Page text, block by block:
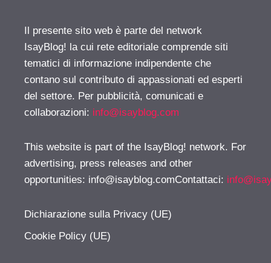
Il presente sito web è parte del network
IsayBlog! la cui rete editoriale comprende siti
tematici di informazione indipendente che
contano sul contributo di appassionati ed esperti
del settore. Per pubblicità, comunicati e
collaborazioni: info@isayblog.com
This website is part of the IsayBlog! network. For
advertising, press releases and other
opportunities: info@isayblog.comContattaci:
Dichiarazione sulla Privacy (UE)
Cookie Policy (UE)